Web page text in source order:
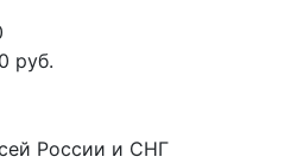
0 руб.
России и СНГ